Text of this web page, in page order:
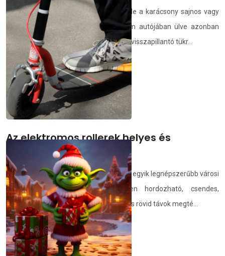
Bár szívünkben még ott a melegség, de a karácsony sajnos vagy
sem, de elmúlt. A minap egy barátom autójában ülve azonban
mégis ott fityegett egy „karácsonyfa” a visszapillantó tükr...
demedia.hu 2025.12.27.
Az elektromos rollerek helyes és
biztonságos használata
Az elektromos roller néhány év alatt az egyik legnépszerűbb városi
közlekedési eszközzé vált. Könnyen hordozható, csendes,
környezetbarát és kifejezetten alkalmas rövid távok megté...
demedia.hu 2025.12.26.